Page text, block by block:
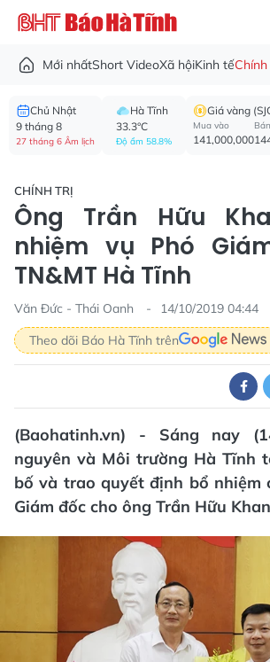
Mới nhấtShort VideoXã hộiKinh tế
Chủ Nhật
9 tháng 8
27 tháng 6 Âm lịch
Hà Tĩnh
33.3°C
Độ ẩm 58.8%
Giá vàng
Mua vào
141,000,000
CHÍNH TRỊ
Ông Trần Hữu
nhiệm vụ Phó
TN&MT Hà Tĩnh
Văn Đức - Thái Oanh
14/10/2019 04:44
Theo dõi Báo Hà Tĩnh trên
(Baohatinh.vn) - Sáng nay
nguyên và Môi trường Hà Tĩnh
bố và trao quyết định bổ nhiệm
Giám đốc cho ông Trần Hữu